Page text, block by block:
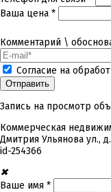
Ваша цена *
Комментарий \
Согласие на
Запись на просмотр
Коммерческая
Дмитрия Ульянова ул.,
id-254366
✖
Ваше имя *